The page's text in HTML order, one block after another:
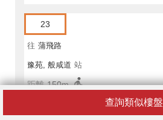
查詢類似樓盤
23
往 蒲飛路
豫苑, 般咸道 站
距離 150m